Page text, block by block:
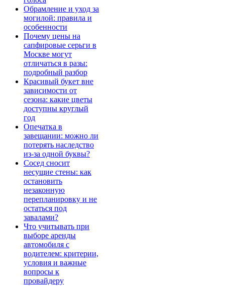
Обрамление и уход за
могилой: правила и
особенности
Почему цены на
сапфировые серьги в
Москве могут
отличаться в разы:
подробный разбор
Красивый букет вне
зависимости от
сезона: какие цветы
доступны круглый
год
Опечатка в
завещании: можно ли
потерять наследство
из-за одной буквы?
Сосед сносит
несущие стены: как
остановить
незаконную
перепланировку и не
остаться под
завалами?
Что учитывать при
выборе аренды
автомобиля с
водителем: критерии,
условия и важные
вопросы к
провайдеру